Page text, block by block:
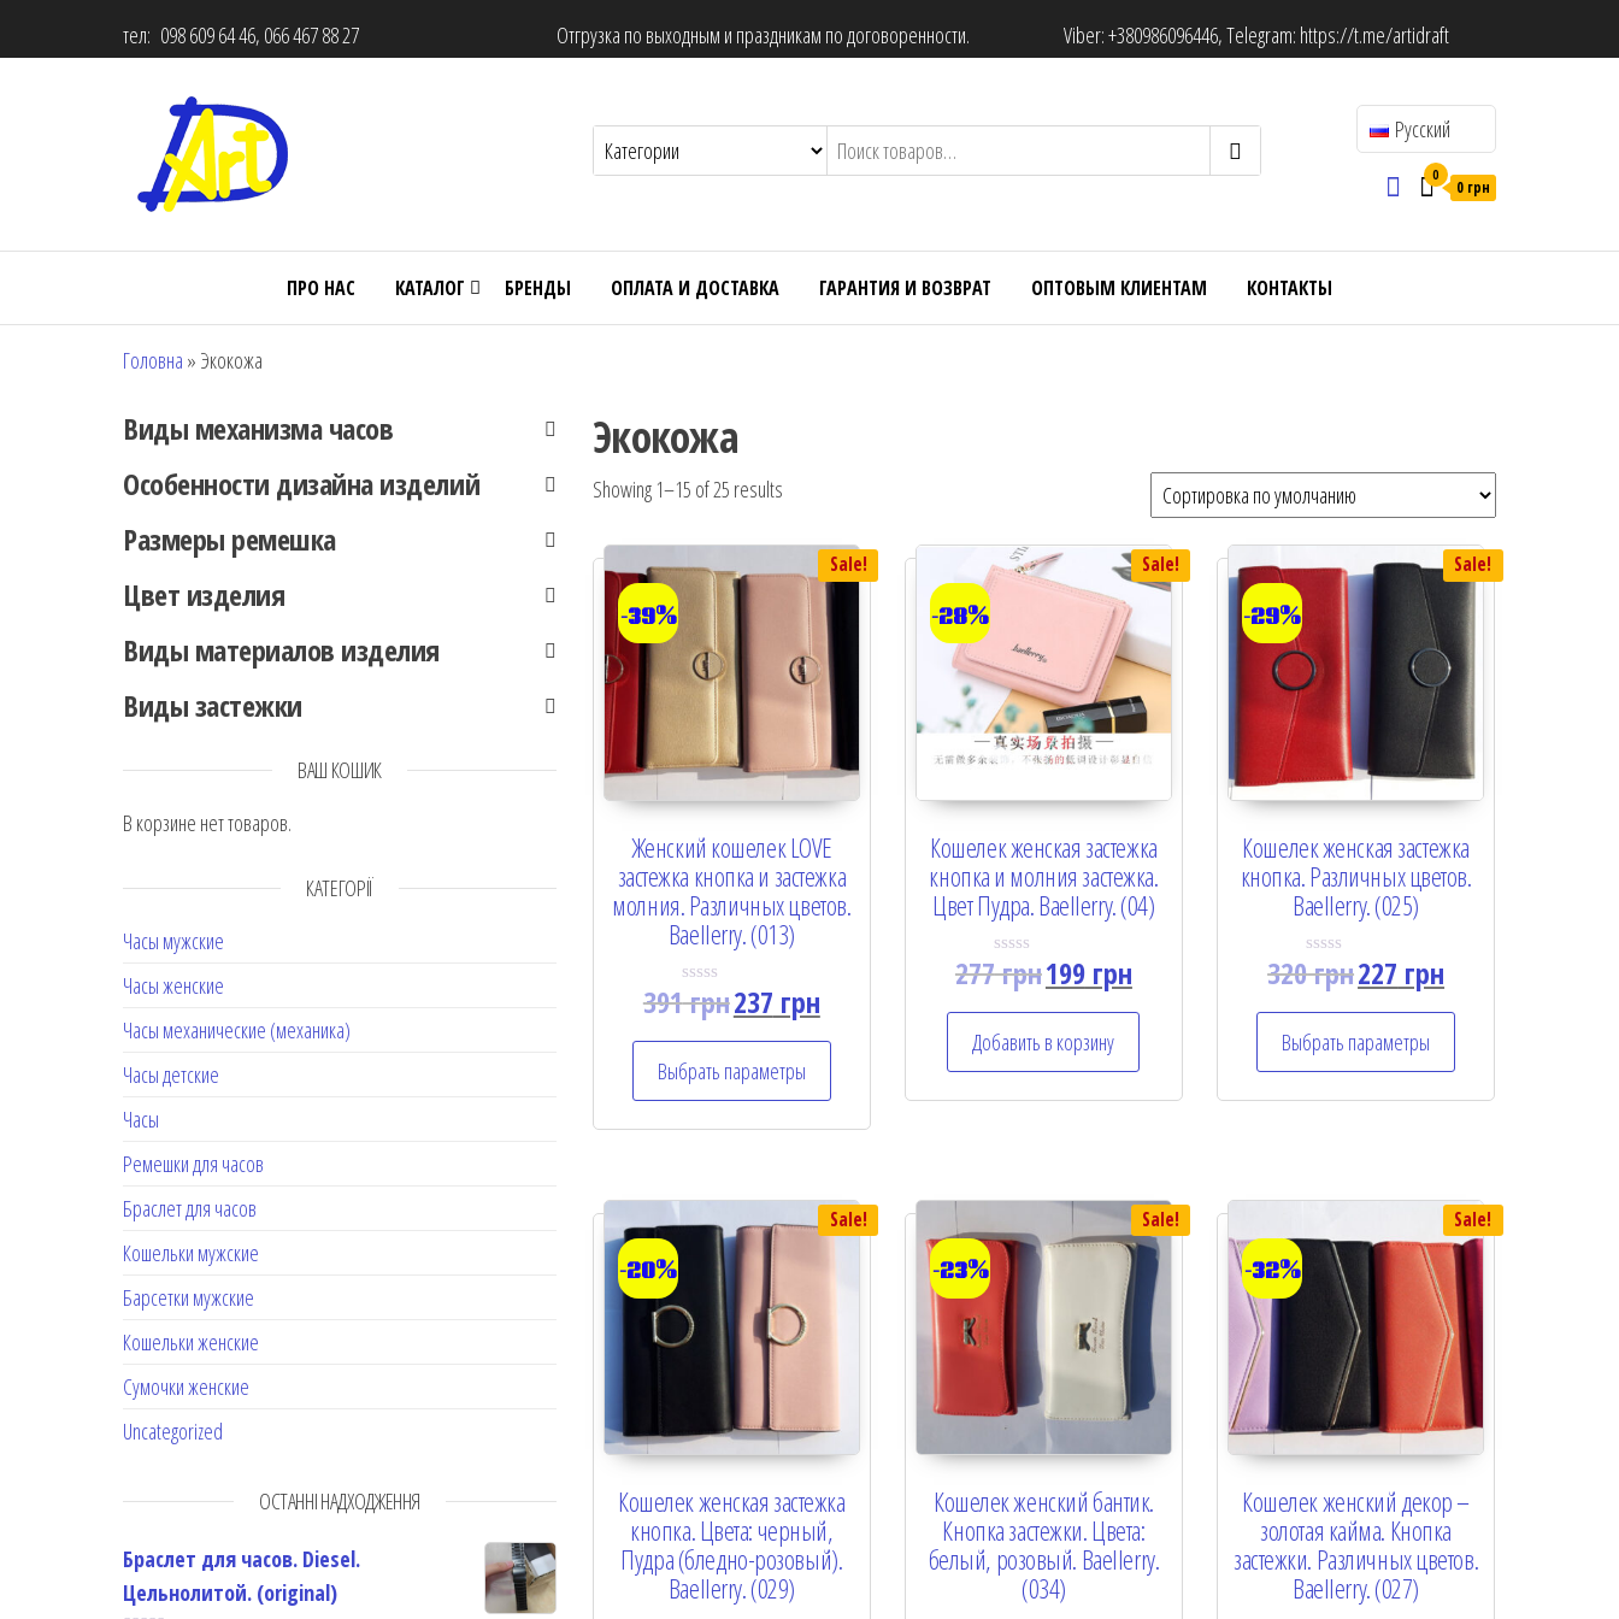
тел: 098 609 64 46, 066 467 88 27 Отгрузка по выходным и праздникам по договоренности. Viber:+380986096446, Telegram: https://t.me/artidraft
Русский
0
0 грн
ПРО НАС КАТАЛОГ БРЕНДЫ ОПЛАТА И ДОСТАВКА ГАРАНТИЯ И ВОЗВРАТ ОПТОВЫМ КЛИЕНТАМ КОНТАКТЫ
Головна » Экокожа
Виды механизма часов
Особенности дизайна изделий
Размеры ремешка
Цвет изделия
Виды материалов изделия
Виды застежки
ВАШ КОШИК
В корзине нет товаров.
КАТЕГОРІЇ
Часы мужские
Часы женские
Часы механические (механика)
Часы детские
Часы
Ремешки для часов
Браслет для часов
Кошельки мужские
Барсетки мужские
Кошельки женские
Сумочки женские
Uncategorized
ОСТАННІ НАДХОДЖЕННЯ
Браслет для часов. Diesel.
Цельнолитой. (original)
Экокожа
Showing 1–15 of 25 results
Sale!
-39%
Женский кошелек LOVE
застежка кнопка и застежка
молния. Различных цветов.
Baellerry. (013)
R
d
0
o
u
5
391грн237 грн
Выбрать параметры
Sale!
-28%
Кошелек женская застежка
кнопка и молния застежка.
Цвет Пудра. Baellerry. (04)
R
d
o
u
277грн199грн
Добавить в корзину
Sale!
-29%
Кошелек женская застежка
кнопка. Различных цветов.
Baellerry. (025)
R
a
d
0
o
u
320грн227 грн
Выбрать параметры
Sale!
-20%
Кошелек женская застежка
кнопка. Цвета: черный,
Пудра (бледно-розовый).
Baellerry. (029)
Sale!
-23%
Кошелек женский бантик.
Кнопка застежки. Цвета:
белый, розовый. Baellerry.
(034)
Sale!
-32%
Кошелек женский декор –
золотая кайма. Кнопка
застежки. Различных цветов.
Baellerry. (027)